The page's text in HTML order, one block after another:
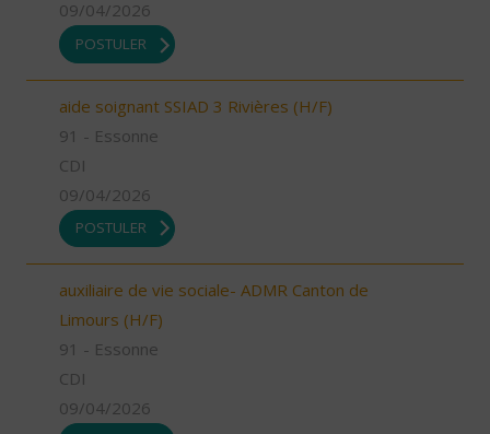
09/04/2026
POSTULER
aide soignant SSIAD 3 Rivières (H/F)
91 - Essonne
CDI
09/04/2026
POSTULER
auxiliaire de vie sociale- ADMR Canton de
Limours (H/F)
91 - Essonne
CDI
09/04/2026